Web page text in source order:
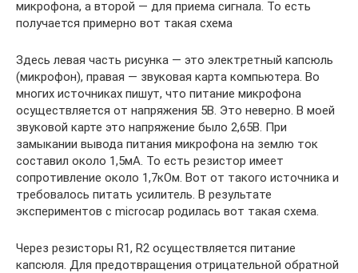
микрофона, а второй — для приема сигнала. То есть
получается примерно вот такая схема
Здесь левая часть рисунка — это электретный капсюль
(микрофон), правая — звуковая карта компьютера. Во
многих источниках пишут, что питание микрофона
осуществляется от напряжения 5В. Это неверно. В моей
звуковой карте это напряжение было 2,65В. При
замыкании вывода питания микрофона на землю ток
составил около 1,5мА. То есть резистор имеет
сопротивление около 1,7кОм. Вот от такого источника и
требовалось питать усилитель. В результате
экспериментов с microcap родилась вот такая схема.
Через резисторы R1, R2 осуществляется питание
капсюля. Для предотвращения отрицательной обратной